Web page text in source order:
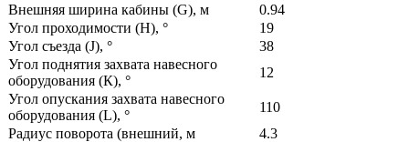
Внешняя ширина кабины (G), м
0.94
Угол проходимости (H), °
19
Угол съезда (J), °
38
Угол поднятия захвата навесного
оборудования (К), °
12
Угол опускания захвата навесного
оборудования (L), °
110
Радиус поворота (внешний, м
4.3